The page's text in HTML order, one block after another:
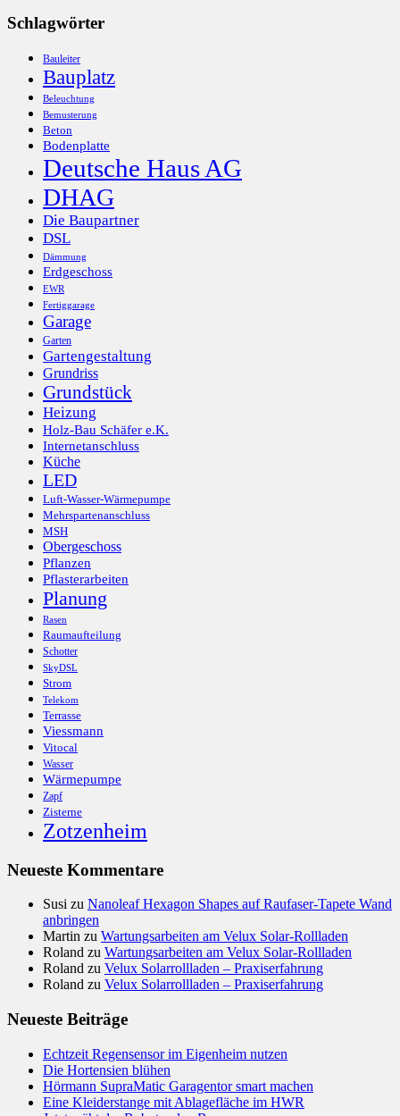
Schlagwörter
Bauleiter
Bauplatz
Beleuchtung
Bemusterung
Beton
Bodenplatte
Deutsche Haus AG
DHAG
Die Baupartner
DSL
Dämmung
Erdgeschoss
EWR
Fertiggarage
Garage
Garten
Gartengestaltung
Grundriss
Grundstück
Heizung
Holz-Bau Schäfer e.K.
Internetanschluss
Küche
LED
Luft-Wasser-Wärmepumpe
Mehrspartenanschluss
MSH
Obergeschoss
Pflanzen
Pflasterarbeiten
Planung
Rasen
Raumaufteilung
Schotter
SkyDSL
Strom
Telekom
Terrasse
Viessmann
Vitocal
Wasser
Wärmepumpe
Zapf
Zisterne
Zotzenheim
Neueste Kommentare
Susi zu Nanoleaf Hexagon Shapes auf Raufaser-Tapete Wand
anbringen
Martin zu Wartungsarbeiten am Velux Solar-Rollladen
Roland zu Wartungsarbeiten am Velux Solar-Rollladen
Roland zu Velux Solarrollladen – Praxiserfahrung
Roland zu Velux Solarrollladen – Praxiserfahrung
Neueste Beiträge
Echtzeit Regensensor im Eigenheim nutzen
Die Hortensien blühen
Hörmann SupraMatic Garagentor smart machen
Eine Kleiderstange mit Ablagefläche im HWR